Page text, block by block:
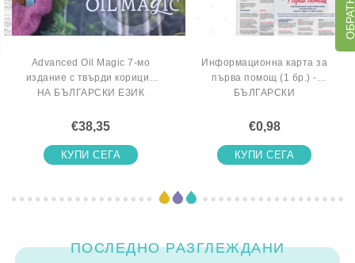
Advanced Oil Magic 7-мо
издание с твърди корици -
НА БЪЛГАРСКИ ЕЗИК
€38,35
КУПИ СЕГА
Информационна карта за
първа помощ (1 бр.) -
БЪЛГАРСКИ
€0,98
КУПИ СЕГА
ПОСЛЕДНО РАЗГЛЕЖДАНИ